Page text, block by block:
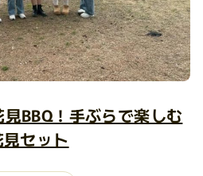
BBQ！手ぶらで楽しむ
見セット